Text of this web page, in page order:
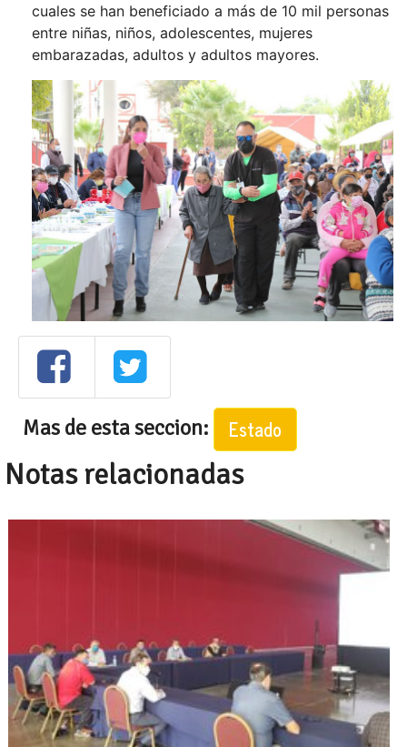
cuales se han beneficiado a más de 10 mil personas
entre niñas, niños, adolescentes, mujeres
embarazadas, adultos y adultos mayores.
Mas de esta seccion: Estado
Notas relacionadas